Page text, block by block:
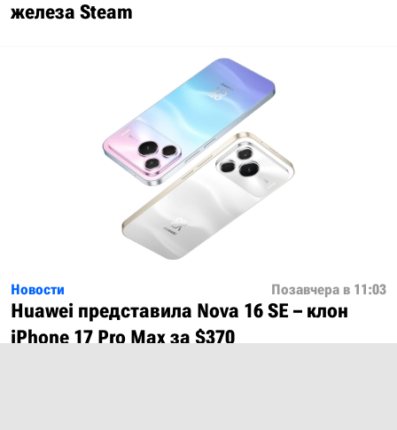
железа Steam
Новости Позавчера в 11:03
Huawei представила Nova 16 SE – клон
iPhone 17 Pro Max за $370